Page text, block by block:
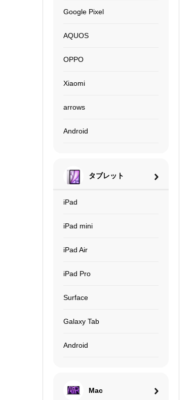
Google Pixel
AQUOS
OPPO
Xiaomi
arrows
Android
タブレット
iPad
iPad mini
iPad Air
iPad Pro
Surface
Galaxy Tab
Android
Mac